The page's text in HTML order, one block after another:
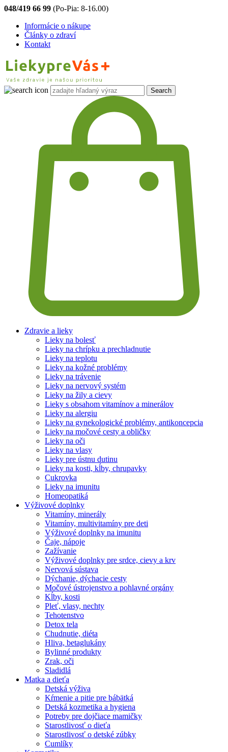
048/419 66 99 (Po-Pia: 8-16.00)
Informácie o nákupe
Články o zdraví
Kontakt
Zdravie a lieky
Lieky na bolesť
Lieky na chrípku a prechladnutie
Lieky na teplotu
Lieky na kožné problémy
Lieky na trávenie
Lieky na nervový systém
Lieky na žily a cievy
Lieky s obsahom vitamínov a minerálov
Lieky na alergiu
Lieky na gynekologické problémy, antikoncepcia
Lieky na močové cesty a obličky
Lieky na oči
Lieky na vlasy
Lieky pre ústnu dutinu
Lieky na kosti, kĺby, chrupavky
Cukrovka
Lieky na imunitu
Homeopatiká
Výživové doplnky
Vitamíny, minerály
Vitamíny, multivitamíny pre deti
Výživové doplnky na imunitu
Čaje, nápoje
Zažívanie
Výživové doplnky pre srdce, cievy a krv
Nervová sústava
Dýchanie, dýchacie cesty
Močové ústrojenstvo a pohlavné orgány
Kĺby, kosti
Pleť, vlasy, nechty
Tehotenstvo
Detox tela
Chudnutie, diéta
Hliva, betaglukány
Bylinné produkty
Zrak, oči
Sladidlá
Matka a dieťa
Detská výživa
Kŕmenie a pitie pre bábätká
Detská kozmetika a hygiena
Potreby pre dojčiace mamičky
Starostlivosť o dieťa
Starostlivosť o detské zúbky
Cumlíky